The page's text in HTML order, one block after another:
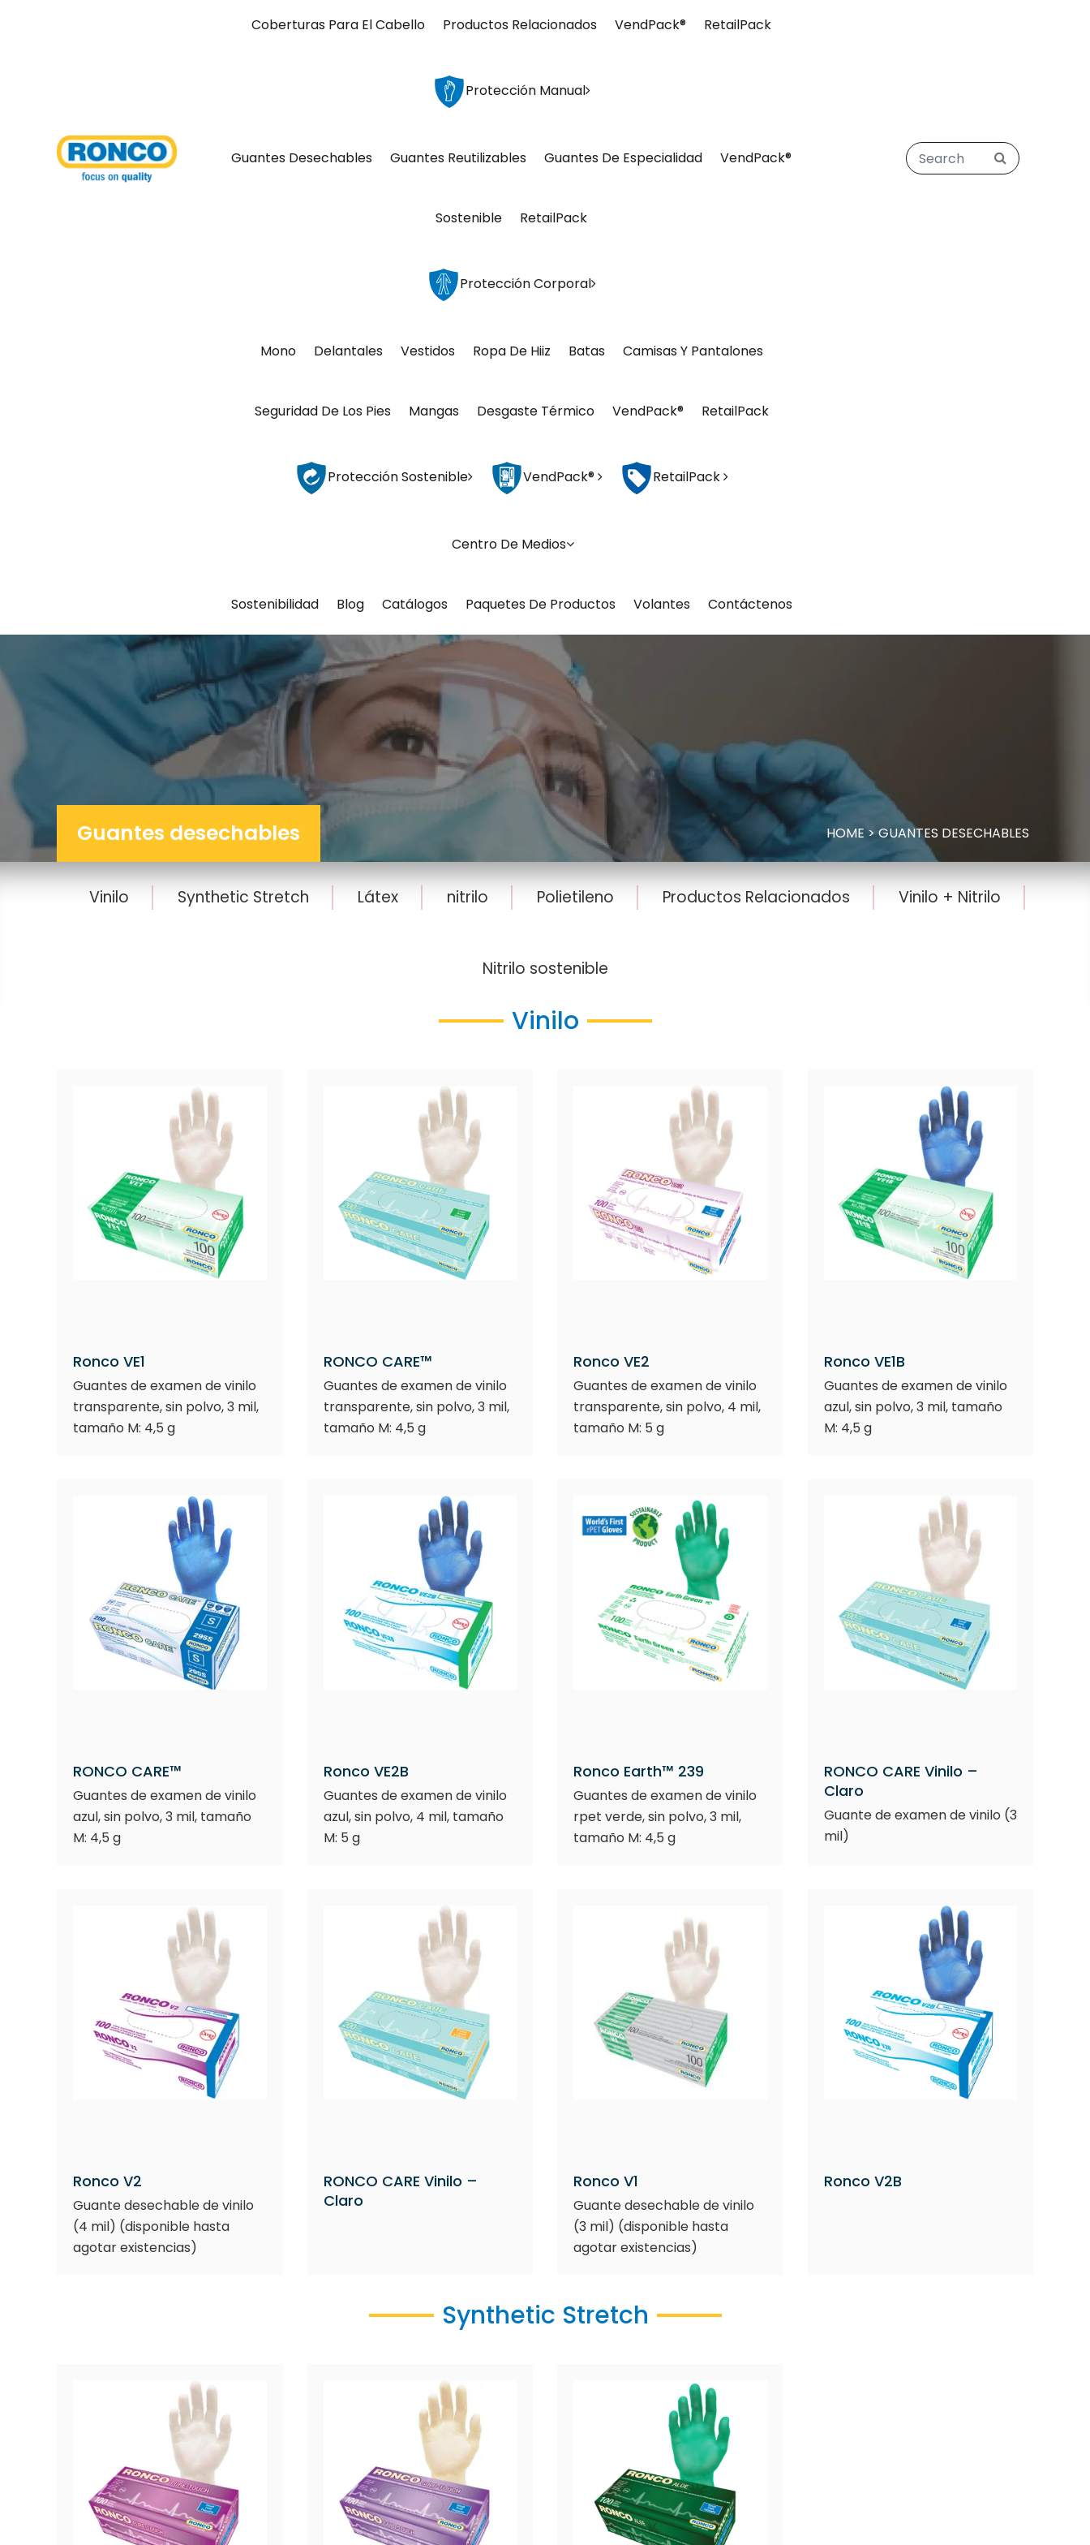
Coberturas Para El Cabello Productos Relacionados VendPack® RetailPack
Protección Manual
Guantes Desechables Guantes Reutilizables Guantes De Especialidad VendPack®
Sostenible RetailPack
Protección Corporal
Mono Delantales Vestidos Ropa De Hiiz Batas Camisas Y Pantalones
Seguridad De Los Pies Mangas Desgaste Térmico VendPack® RetailPack
Protección Sostenible VendPack® RetailPack
Sostenibilidad
Centro De Medios
Blog Catálogos Paquetes De Productos Volantes Contáctenos
Guantes desechables HOME>GUANTES DESECHABLES
Vinilo Synthetic Stretch Látex nitrilo Polietileno Productos Relacionados Vinilo + Nitrilo
Nitrilo sostenible
Vinilo
Ronco VE1
Guantes de examen de vinilo
transparente, sin polvo, 3 mil,
tamaño M: 4,5 g
RONCO CARE™
Guantes de examen de vinilo
transparente, sin polvo, 3 mil,
tamaño M: 4,5 g
Ronco VE2
Guantes de examen de vinilo
transparente, sin polvo, 4 mil,
tamaño M: 5 g
Ronco VE1B
Guantes de examen de vinilo
azul, sin polvo, 3 mil, tamaño
M: 4,5 g
RONCO CARE™
Guantes de examen de vinilo
azul, sin polvo, 3 mil, tamaño
M: 4,5 g
Ronco VE2B
Guantes de examen de vinilo
azul, sin polvo, 4 mil, tamaño
M: 5 g
Ronco Earth™ 239
Guantes de examen de vinilo
rpet verde, sin polvo, 3 mil,
tamaño M: 4,5 g
RONCO CARE Vinilo –
Claro
Guante de examen de vinilo (3
mil)
Ronco V2
Guante desechable de vinilo
(4 mil) (disponible hasta
agotar existencias)
RONCO CARE Vinilo –
Claro
Ronco V1
Guante desechable de vinilo
(3 mil) (disponible hasta
agotar existencias)
Ronco V2B
Synthetic Stretch